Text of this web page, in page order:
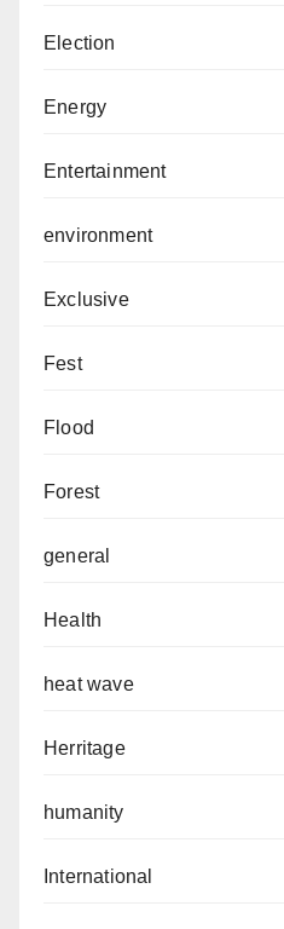
Election
Energy
Entertainment
environment
Exclusive
Fest
Flood
Forest
general
Health
heat wave
Herritage
humanity
International